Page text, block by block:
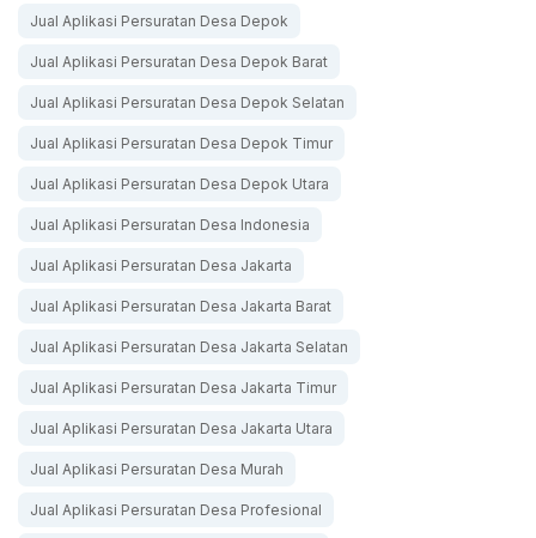
Jual Aplikasi Persuratan Desa Depok
Jual Aplikasi Persuratan Desa Depok Barat
Jual Aplikasi Persuratan Desa Depok Selatan
Jual Aplikasi Persuratan Desa Depok Timur
Jual Aplikasi Persuratan Desa Depok Utara
Jual Aplikasi Persuratan Desa Indonesia
Jual Aplikasi Persuratan Desa Jakarta
Jual Aplikasi Persuratan Desa Jakarta Barat
Jual Aplikasi Persuratan Desa Jakarta Selatan
Jual Aplikasi Persuratan Desa Jakarta Timur
Jual Aplikasi Persuratan Desa Jakarta Utara
Jual Aplikasi Persuratan Desa Murah
Jual Aplikasi Persuratan Desa Profesional